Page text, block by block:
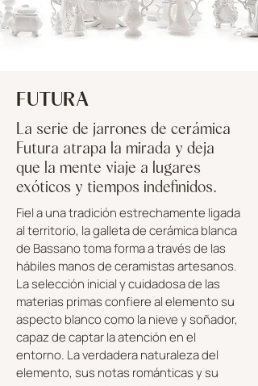
FUTURA
La serie de jarrones de cerámica
Futura atrapa la mirada y deja
que la mente viaje a lugares
exóticos y tiempos indefinidos.
Fiel a una tradición estrechamente ligada
al territorio, la galleta de cerámica blanca
de Bassano toma forma a través de las
hábiles manos de ceramistas artesanos.
La selección inicial y cuidadosa de las
materias primas confiere al elemento su
aspecto blanco como la nieve y soñador,
capaz de captar la atención en el
entorno. La verdadera naturaleza del
elemento, sus notas románticas y su